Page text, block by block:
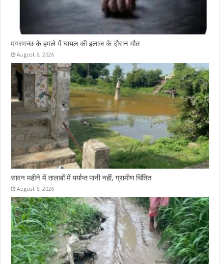
मगरमच्छ के हमले में घायल की इलाज के दौरान मौत
August 6, 2026
सावन महीने में तालाबों में पर्याप्त पानी नहीं, ग्रामीण चिंतित
August 6, 2026